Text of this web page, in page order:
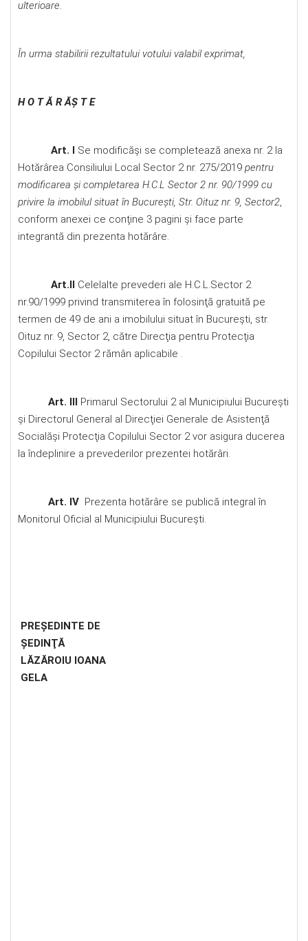
ulterioare.
În urma stabilirii rezultatului votului valabil exprimat,
H O T Ă R ĂŞ T E
Art. I Se modificăşi se completează anexa nr. 2 la
Hotărârea Consiliului Local Sector 2 nr. 275/2019 pentru
modificarea şi completarea H.C.L Sector 2 nr. 90/1999 cu
privire la imobilul situat în Bucureşti, Str. Oituz nr. 9, Sector2,
conform anexei ce conţine 3 pagini şi face parte
integrantă din prezenta hotărâre.
Art.II Celelalte prevederi ale H.C.L.Sector 2
nr.90/1999 privind transmiterea în folosinţă gratuită pe
termen de 49 de ani a imobilului situat în Bucureşti, str.
Oituz nr. 9, Sector 2, către Direcţia pentru Protecţia
Copilului Sector 2 rămân aplicabile .
Art. III Primarul Sectorului 2 al Municipiului Bucureşti
şi Directorul General al Direcţiei Generale de Asistenţă
Socialăşi Protecţia Copilului Sector 2 vor asigura ducerea
la îndeplinire a prevederilor prezentei hotărâri.
Art. IV Prezenta hotărâre se publică integral în
Monitorul Oficial al Municipiului Bucureşti.
PREŞEDINTE DE
ŞEDINŢĂ
LĂZĂROIU IOANA
GELA